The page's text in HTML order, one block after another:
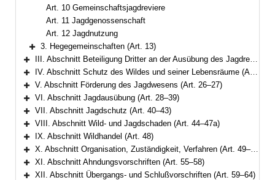
Art. 10 Gemeinschaftsjagdreviere
Art. 11 Jagdgenossenschaft
Art. 12 Jagdnutzung
Bereich erweitern
3. Hegegemeinschaften (Art. 13)
Bereich erweitern
III. Abschnitt Beteiligung Dritter an der Ausübung des Jagdrechts (Art. 14–20)
Bereich erweitern
IV. Abschnitt Schutz des Wildes und seiner Lebensräume (Art. 21–25)
Bereich erweitern
V. Abschnitt Förderung des Jagdwesens (Art. 26–27)
Bereich erweitern
VI. Abschnitt Jagdausübung (Art. 28–39)
Bereich erweitern
VII. Abschnitt Jagdschutz (Art. 40–43)
Bereich erweitern
VIII. Abschnitt Wild- und Jagdschaden (Art. 44–47a)
Bereich erweitern
IX. Abschnitt Wildhandel (Art. 48)
Bereich erweitern
X. Abschnitt Organisation, Zuständigkeit, Verfahren (Art. 49–54)
Bereich erweitern
XI. Abschnitt Ahndungsvorschriften (Art. 55–58)
XII. Abschnitt Übergangs- und Schlußvorschriften (Art. 59–64)